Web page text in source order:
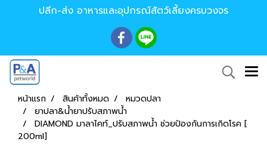
ปลีก-ส่ง อาหารและอุปกรณ์สัตว์เลี้ยงครบวงจร
หน้าแรก สินค้าทั้งหมด
หมวดปลา
ยาปลา&น้ำยาปรับสภาพน้ำ
DIAMOND มาลาไคท์_ปรับสภาพน้ำ ช่วยป้องกันการเกิดโรค [
200ml]